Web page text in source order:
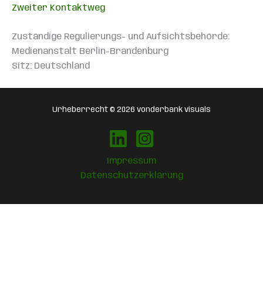
Zweiter Kontaktweg
Zuständige Regulierungs- und Aufsichtsbehörde:
Medienanstalt Berlin-Brandenburg
Sitz: Deutschland
Urheberrecht © 2026 vonderbank visuals
Impressum
Datenschutzerklärung